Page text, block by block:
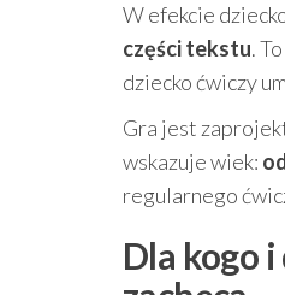
W efekcie
części tekstu.
dziecko ćwiczy
Gra jest
wskazuje wiek:
regularnego
Dla kogo